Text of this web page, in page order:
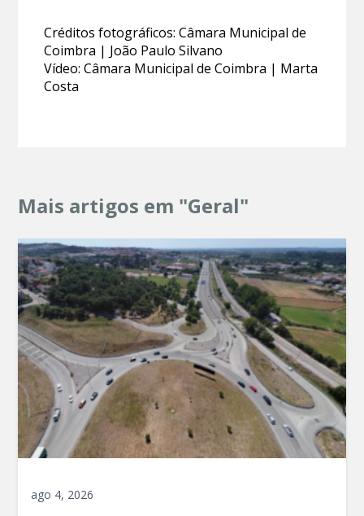
Créditos fotográficos: Câmara Municipal de
Coimbra | João Paulo Silvano
Vídeo: Câmara Municipal de Coimbra | Marta
Costa
Mais artigos em "Geral"
ago 4, 2026